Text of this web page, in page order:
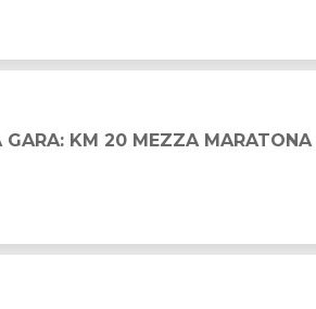
GARA: KM 20 MEZZA MARATONA